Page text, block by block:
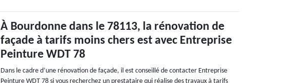
À Bourdonne dans le 78113, la rénovation de
façade à tarifs moins chers est avec Entreprise
Peinture WDT 78
Dans le cadre d’une rénovation de façade, il est conseillé de contacter Entreprise
Peinture WDT 78 si vous recherchez un prestataire qui réalise des travaux à tarifs